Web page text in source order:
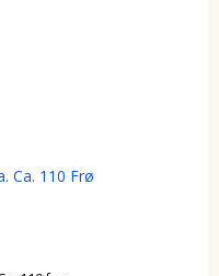
Ca. 110 Frø